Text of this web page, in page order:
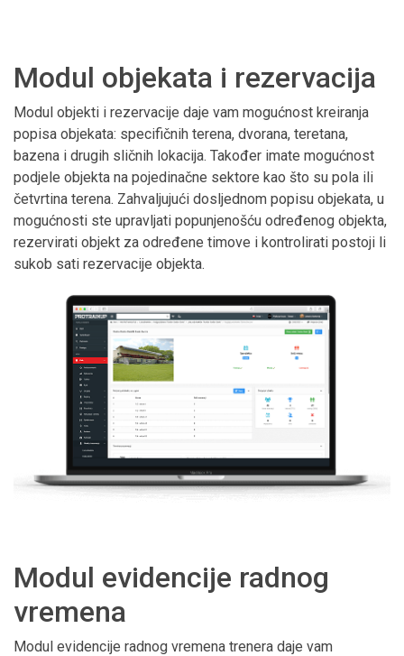
Modul objekata i rezervacija
Modul objekti i rezervacije daje vam mogućnost kreiranja
popisa objekata: specifičnih terena, dvorana, teretana,
bazena i drugih sličnih lokacija. Također imate mogućnost
podjele objekta na pojedinačne sektore kao što su pola ili
četvrtina terena. Zahvaljujući dosljednom popisu objekata, u
mogućnosti ste upravljati popunjenošću određenog objekta,
rezervirati objekt za određene timove i kontrolirati postoji li
sukob sati rezervacije objekta.
Modul evidencije radnog
vremena
Modul evidencije radnog vremena trenera daje vam